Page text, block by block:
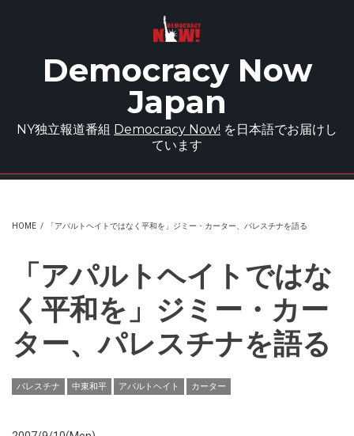
Democracy Now
Japan
NY独立報道番組 Democracy Now! を日本語でお届けし
ています
HOME / 「アパルトヘイトではなく平和を」ジミー・カーター、パレスチナを語る
「アパルトヘイトではな
く平和を」ジミー・カー
ター、パレスチナを語る
パレスチナ 中東和平 アパルトヘイト カーター